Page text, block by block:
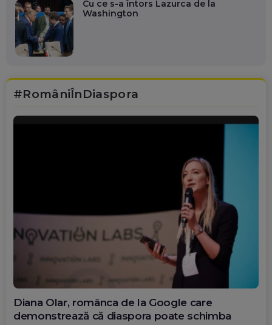
Cu ce s-a întors Lazurca de la
Washington
#RomâniÎnDiaspora
Diana Olar, românca de la Google care
demonstrează că diaspora poate schimba